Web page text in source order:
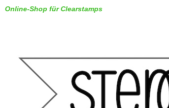
Online-Shop für Clearstamps